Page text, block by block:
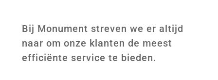
Bij Monument streven we er altijd
naar om onze klanten de meest
efficiënte service te bieden.